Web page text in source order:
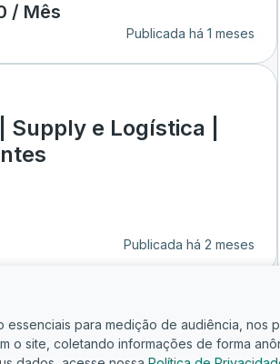
/ Mês
Publicada há 1 meses
e Logística |
Publicada há 2 meses
para medição de audiência, nos
o site, coletando informações de forma